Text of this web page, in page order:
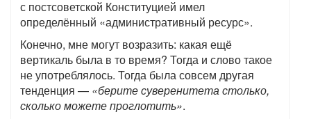
с постсоветской Конституцией имел
определённый «административный ресурс».
Конечно, мне могут возразить: какая ещё
вертикаль была в то время? Тогда и слово такое
не употреблялось. Тогда была совсем другая
тенденция — «берите суверенитета столько,
сколько можете проглотить».